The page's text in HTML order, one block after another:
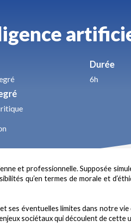
Durée
6h
et professionnelle. Supposée
qu’en termes de morale et
ses éventuelles limites dans notre vie
sociétaux qui découlent de cette